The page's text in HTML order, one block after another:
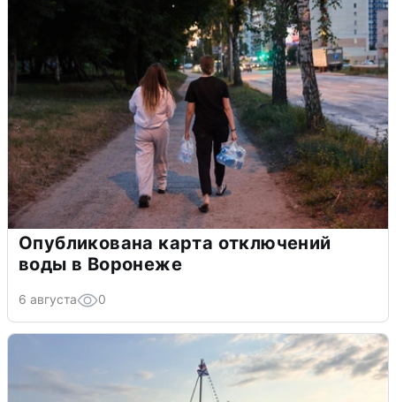
Опубликована карта отключений
воды в Воронеже
6 августа 0